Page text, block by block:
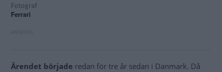
Fotograf
Ferrari
Ärendet började redan för tre år sedan i Danmark. Då